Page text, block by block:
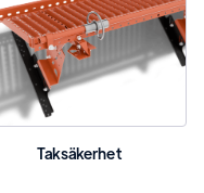
Taksäkerhet